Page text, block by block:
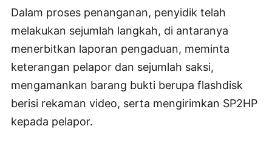
Dalam proses penanganan, penyidik telah
melakukan sejumlah langkah, di antaranya
menerbitkan laporan pengaduan, meminta
keterangan pelapor dan sejumlah saksi,
mengamankan barang bukti berupa flashdisk
berisi rekaman video, serta mengirimkan SP2HP
kepada pelapor.